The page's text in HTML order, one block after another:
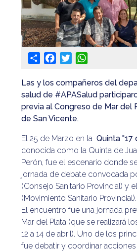
Share Facebook
Twitter
Las y los compañeros del
salud de #APASalud
previa al Congreso de Mar del
de San Vicente.
El 25 de Marzo en laQuinta
conocida como la Quinta de
Perón, fue el escenario donde
jornada de debate convocada
(Consejo Sanitario Provincial) y
(Movimiento Sanitario Provincial).
El encuentro fue una jornada
Mar del Plata (que se realizará
12 a 14 de abril). Uno de los
fue debatir y coordinar
@apa_oficial
info@apaeronauticos.org.ar
OTRAS SECCIONES
ELECCIÓN DE DELEGADXS
TURISMO